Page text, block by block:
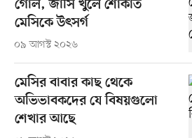
গোল, জার্সি খুলে শোকার্ত
মেসিকে উৎসর্গ
০৯ আগস্ট ২০২৬
মেসির বাবার কাছ থেকে
অভিভাবকদের যে বিষয়গুলো
শেখার আছে